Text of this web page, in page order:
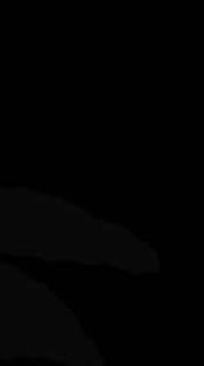
100